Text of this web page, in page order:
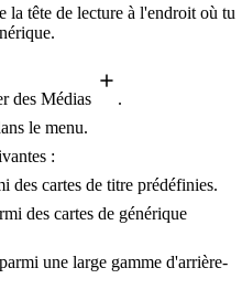
la tête de lecture à l'endroit où tu
des Médias
.
le menu.
:
des cartes de titre prédéfinies.
des cartes de générique
une large gamme d'arrière-